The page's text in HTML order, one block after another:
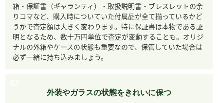
箱・保証書（ギャランティ）・取扱説明書・ブレスレットの余
りコマなど、購入時についていた付属品が全て揃っているかど
うかで査定額は大きく変わります。特に保証書は本物である証
明となるため、数十万円単位で査定が変動することも。オリジ
ナルの外箱やケースの状態も重要なので、保管していた場合は
必ず一緒に持ち込みましょう。
外装やガラスの状態をきれいに保つ